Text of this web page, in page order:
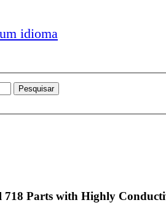
idioma
Parts with Highly